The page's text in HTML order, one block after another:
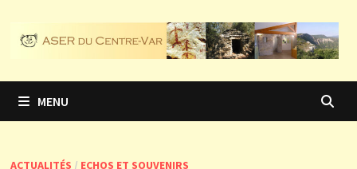
contenu
MENU
ACTUALITÉS / ECHOS ET SOUVENIRS